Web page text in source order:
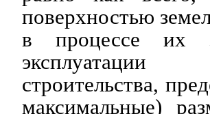
поверхностью
в процессе их
эксплуатации
строительства,
максимальные)